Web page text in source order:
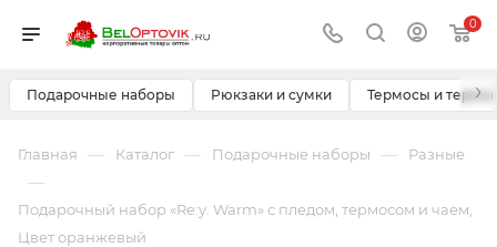
0
Подарочные наборы Рюкзаки и сумки Термосы и ›
Главная — Каталог — Подарочные наборы — Разные
—
Подарочный набор «Re:y. Warm» с пледом, термосом и чаем,
Цвет оранжевый